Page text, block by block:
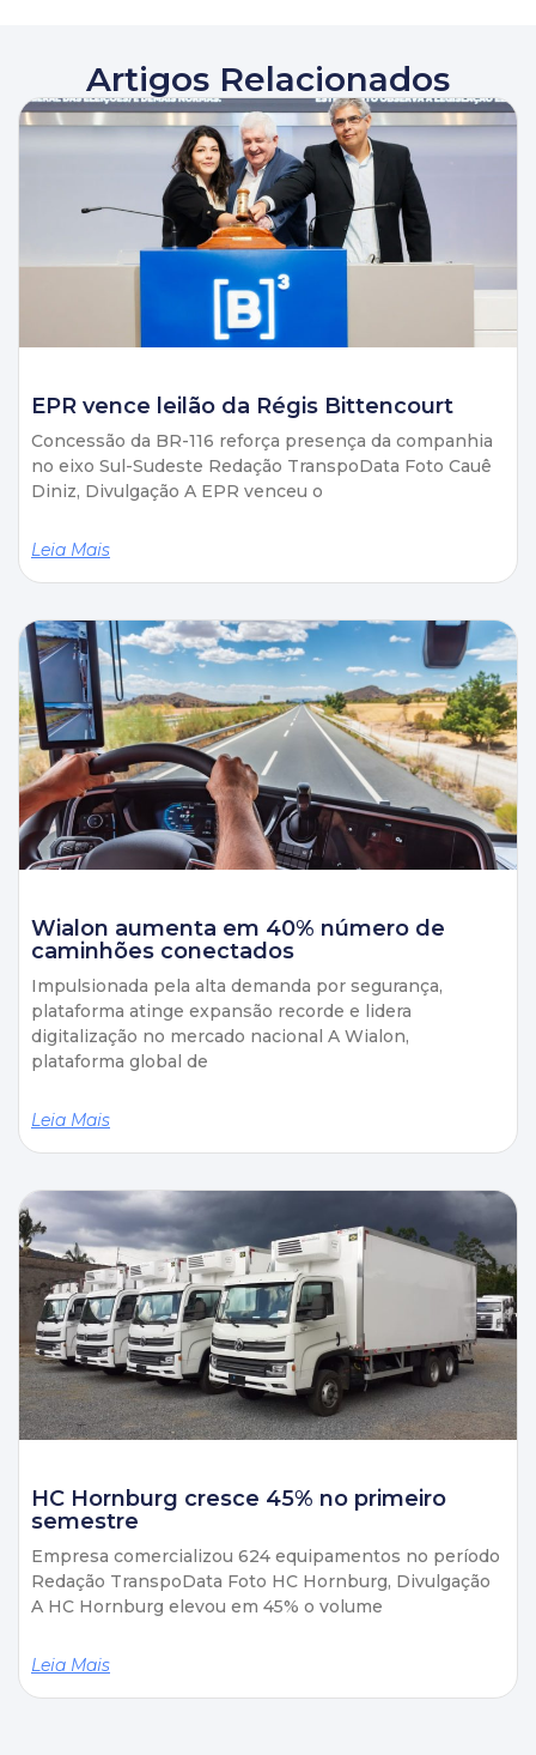
Artigos Relacionados
EPR vence leilão da Régis Bittencourt
Concessão da BR-116 reforça presença da companhia
no eixo Sul-Sudeste Redação TranspoData Foto Cauê
Diniz, Divulgação A EPR venceu o
Leia Mais
Wialon aumenta em 40% número de
caminhões conectados
Impulsionada pela alta demanda por segurança,
plataforma atinge expansão recorde e lidera
digitalização no mercado nacional A Wialon,
plataforma global de
Leia Mais
HC Hornburg cresce 45% no primeiro
semestre
Empresa comercializou 624 equipamentos no período
Redação TranspoData Foto HC Hornburg, Divulgação
A HC Hornburg elevou em 45% o volume
Leia Mais